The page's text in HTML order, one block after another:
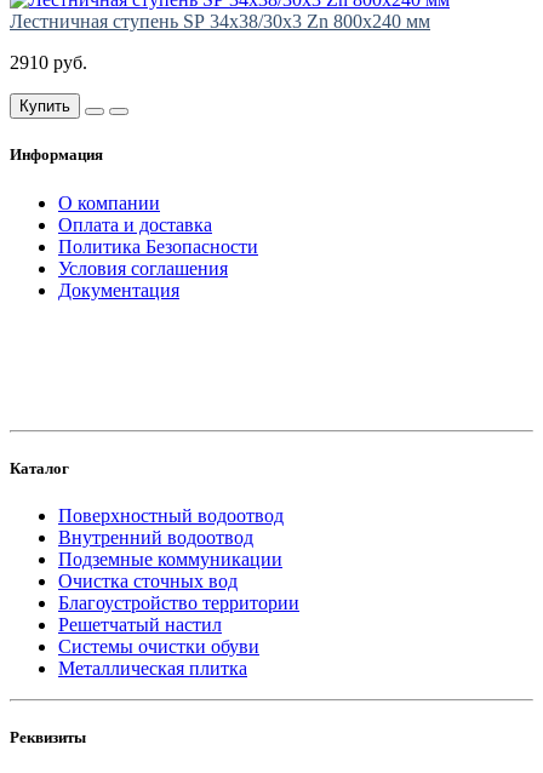
Лестничная ступень SР 34х38/30х3 Zn 800х240 мм
2910 руб.
Купить
Информация
О компании
Оплата и доставка
Политика Безопасности
Условия соглашения
Документация
Каталог
Поверхностный водоотвод
Внутренний водоотвод
Подземные коммуникации
Очистка сточных вод
Благоустройство территории
Решетчатый настил
Системы очистки обуви
Металлическая плитка
Реквизиты